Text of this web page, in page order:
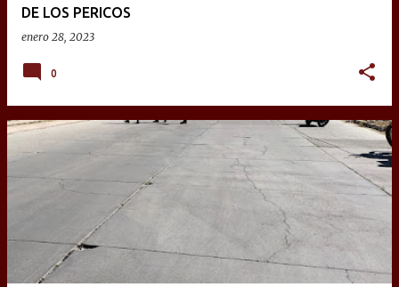
DE LOS PERICOS
enero 28, 2023
0